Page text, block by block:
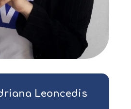
Leoncedis